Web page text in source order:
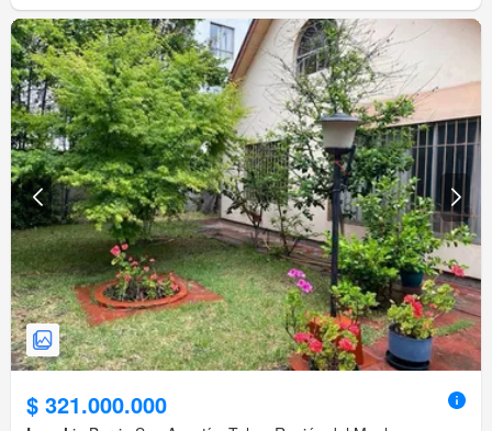
$ 321.000.000